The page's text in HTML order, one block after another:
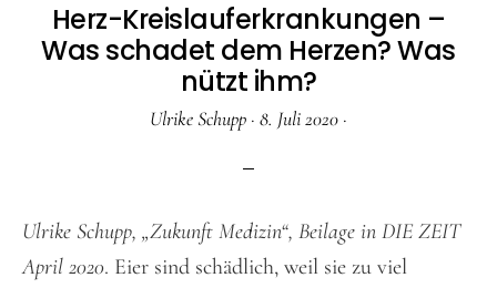
Herz-Kreislauferkrankungen –
Was schadet dem Herzen? Was
nützt ihm?
Ulrike Schupp · 8. Juli 2020 ·
Ulrike Schupp, „Zukunft Medizin“, Beilage in DIE ZEIT
April 2020. Eier sind schädlich, weil sie zu viel